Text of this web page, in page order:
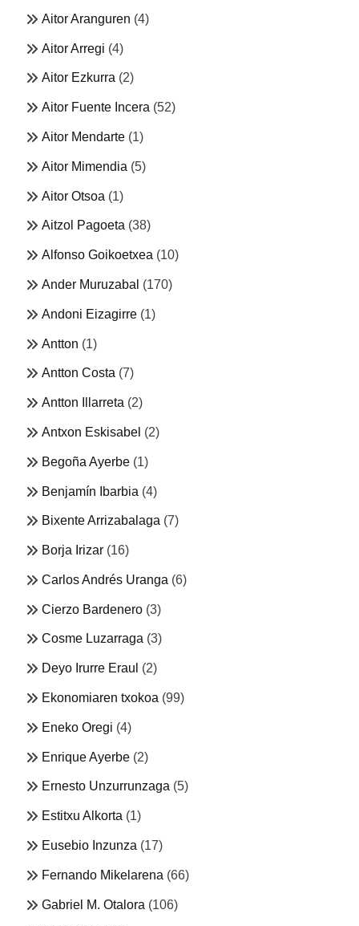
Aitor Aranguren (4)
Aitor Arregi (4)
Aitor Ezkurra (2)
Aitor Fuente Incera (52)
Aitor Mendarte (1)
Aitor Mimendia (5)
Aitor Otsoa (1)
Aitzol Pagoeta (38)
Alfonso Goikoetxea (10)
Ander Muruzabal (170)
Andoni Eizagirre (1)
Antton (1)
Antton Costa (7)
Antton Illarreta (2)
Antxon Eskisabel (2)
Begoña Ayerbe (1)
Benjamín Ibarbia (4)
Bixente Arrizabalaga (7)
Borja Irizar (16)
Carlos Andrés Uranga (6)
Cierzo Bardenero (3)
Cosme Luzarraga (3)
Deyo Irurre Eraul (2)
Ekonomiaren txokoa (99)
Eneko Oregi (4)
Enrique Ayerbe (2)
Ernesto Unzurrunzaga (5)
Estitxu Alkorta (1)
Eusebio Inzunza (17)
Fernando Mikelarena (66)
Gabriel M. Otalora (106)